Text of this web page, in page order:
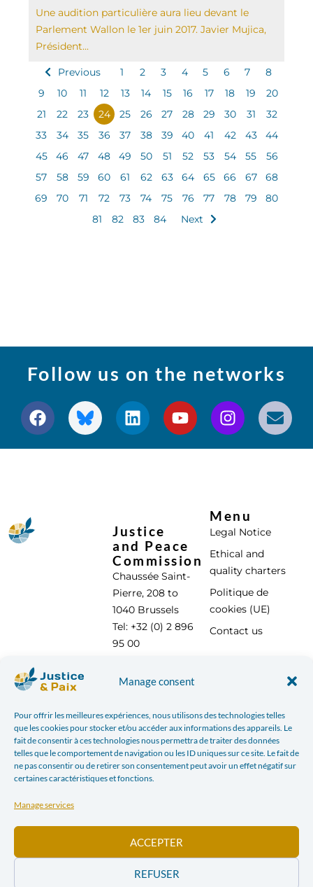
Manage consent
Pour offrir les meilleures expériences, nous utilisons des technologies telles
que les cookies pour stocker et/ou accéder aux informations des appareils. Le
fait de consentir à ces technologies nous permettra de traiter des données
telles que le comportement de navigation ou les ID uniques sur ce site. Le fait de
ne pas consentir ou de retirer son consentement peut avoir un effet négatif sur
certaines caractéristiques et fonctions.
Manage services
ACCEPTER
REFUSER
Une audition particulière aura lieu devant le
Parlement Wallon le 1er juin 2017. Javier Mujica,
Président...
Previous 1 2 3 4 5 6 7
8
9
10 11 12 13 14 15 16 17 18 19
20
21
22 23 24 25 26 27 28 29 30 31
32
33
34 35 36 37 38 39 40 41 42 43
44
45
46 47 48 49 50 51 52 53 54 55
56
57
58 59 60 61 62 63 64 65 66 67
68
69
70 71 72 73 74 75 76 77 78 79
80
81
82 83 84 Next
Follow us on the networks
Justice
and Peace
Commission
Chaussée Saint-
Pierre, 208 to
1040 Brussels
Tel: +32 (0) 2 896
95 00
Menu
Legal Notice
Ethical and
quality charters
Politique de
cookies (UE)
Contact us
With the support of :